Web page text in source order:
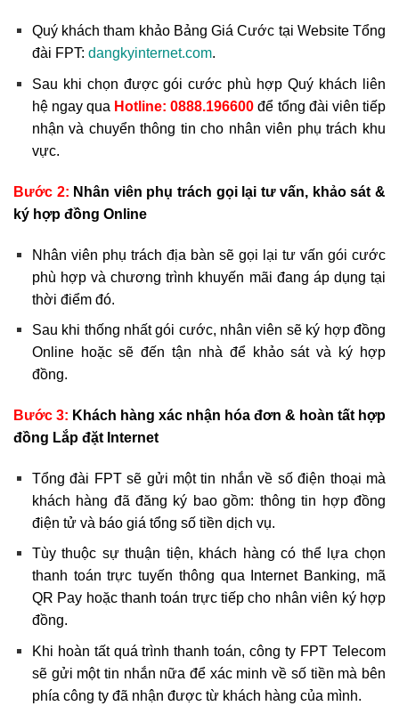
Quý khách tham khảo Bảng Giá Cước tại Website Tổng
đài FPT: dangkyinternet.com.
Sau khi chọn được gói cước phù hợp Quý khách liên
hệ ngay qua Hotline:0888.196600 để tổng đài viên tiếp
nhận và chuyển thông tin cho nhân viên phụ trách khu
vực.
Bước 2: Nhân viên phụ trách gọi lại tư vấn, khảo sát &
ký hợp đồng Online
Nhân viên phụ trách địa bàn sẽ gọi lại tư vấn gói cước
phù hợp và chương trình khuyến mãi đang áp dụng tại
thời điểm đó.
Sau khi thống nhất gói cước, nhân viên sẽ ký hợp đồng
Online hoặc sẽ đến tận nhà để khảo sát và ký hợp
đồng.
Bước 3: Khách hàng xác nhận hóa đơn & hoàn tất hợp
đồng Lắp đặt Internet
Tổng đài FPT sẽ gửi một tin nhắn về số điện thoại mà
khách hàng đã đăng ký bao gồm: thông tin hợp đồng
điện tử và báo giá tổng số tiền dịch vụ.
Tùy thuộc sự thuận tiện, khách hàng có thể lựa chọn
thanh toán trực tuyến thông qua Internet Banking, mã
QR Pay hoặc thanh toán trực tiếp cho nhân viên ký hợp
đồng.
Khi hoàn tất quá trình thanh toán, công ty FPT Telecom
sẽ gửi một tin nhắn nữa để xác minh về số tiền mà bên
phía công ty đã nhận được từ khách hàng của mình.